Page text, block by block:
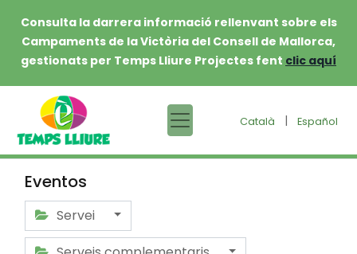
Consulta la darrera informació rellenvant sobre els
Campaments de la Victòria del Consell de Mallorca,
gestionats per Temps Lliure Projectes fent clic aquí
Català | Español
Eventos
Servei